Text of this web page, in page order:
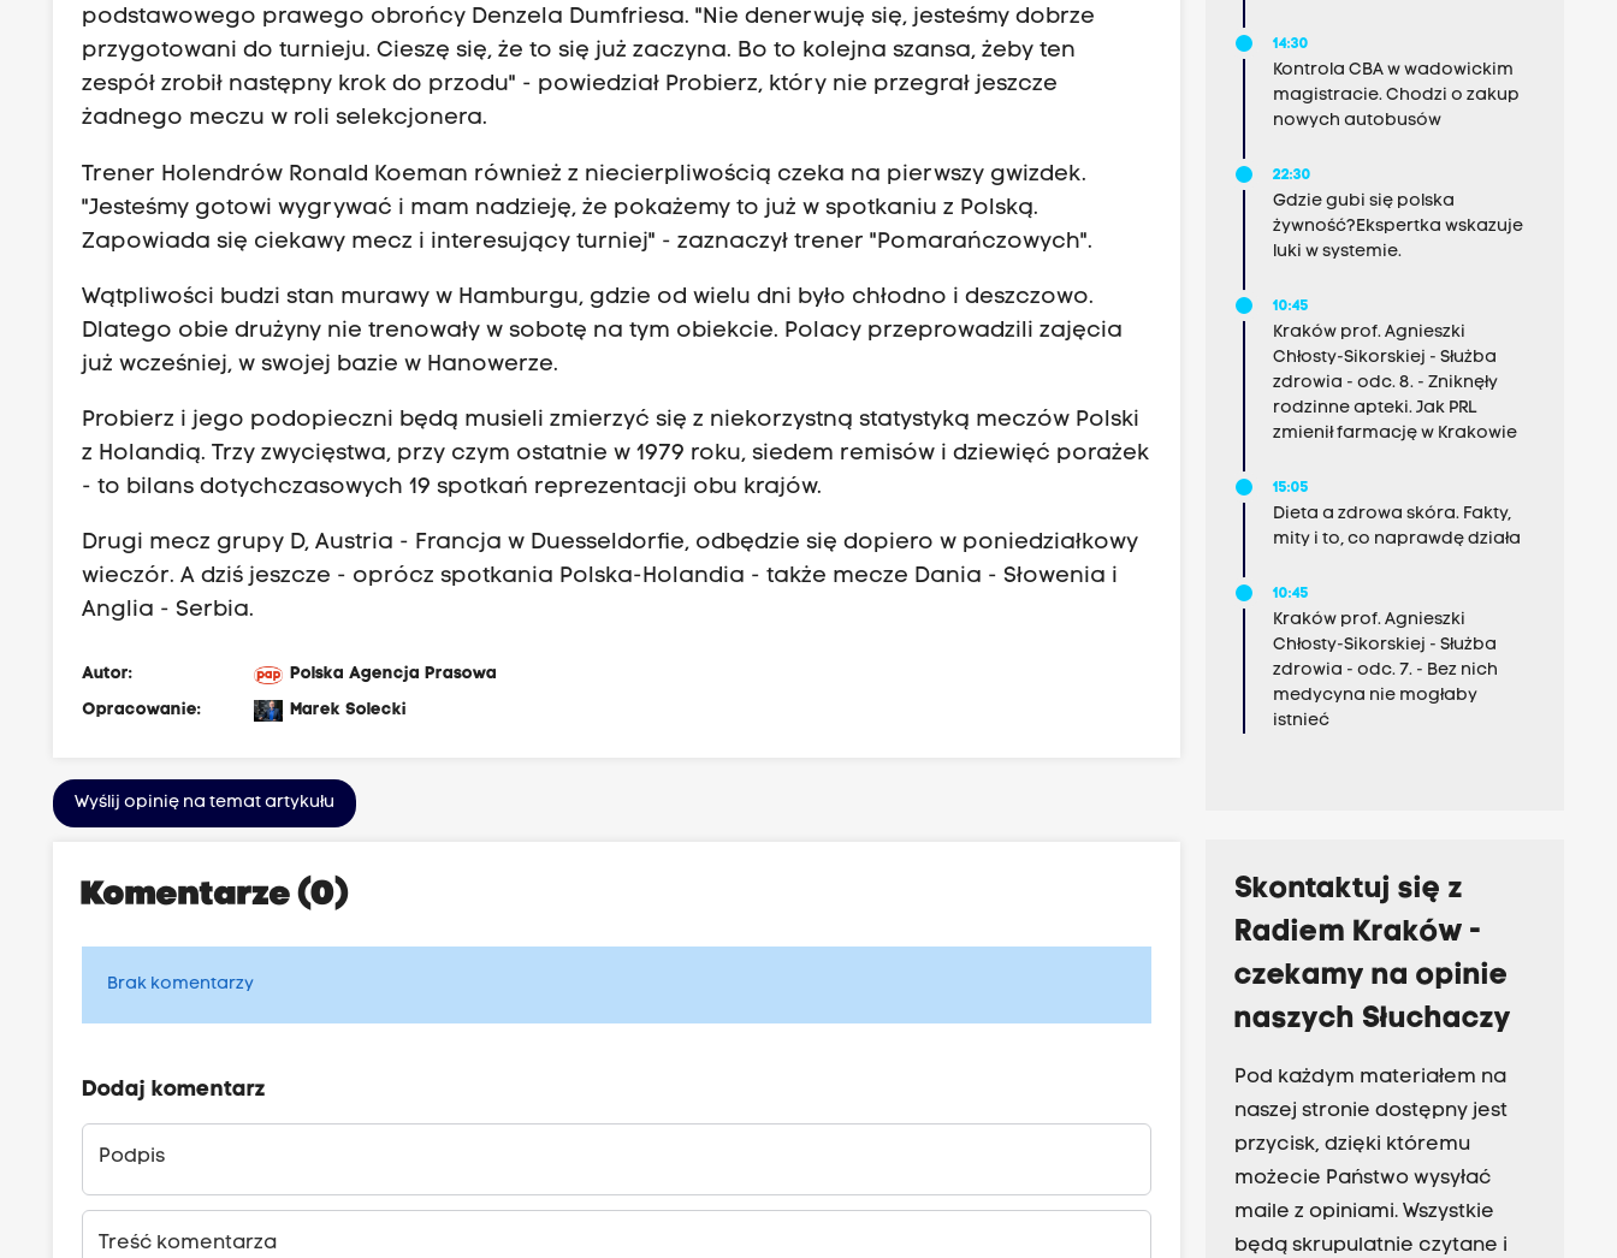
podstawowego prawego obrońcy Denzela Dumfriesa. "Nie denerwuję się, jesteśmy dobrze
przygotowani do turnieju. Cieszę się, że to się już zaczyna. Bo to kolejna szansa, żeby ten
zespół zrobił następny krok do przodu" - powiedział Probierz, który nie przegrał jeszcze
żadnego meczu w roli selekcjonera.
Trener Holendrów Ronald Koeman również z niecierpliwością czeka na pierwszy gwizdek.
"Jesteśmy gotowi wygrywać i mam nadzieję, że pokażemy to już w spotkaniu z Polską.
Zapowiada się ciekawy mecz i interesujący turniej" - zaznaczył trener "Pomarańczowych".
Wątpliwości budzi stan murawy w Hamburgu, gdzie od wielu dni było chłodno i deszczowo.
Dlatego obie drużyny nie trenowały w sobotę na tym obiekcie. Polacy przeprowadzili zajęcia
już wcześniej, w swojej bazie w Hanowerze.
Probierz i jego podopieczni będą musieli zmierzyć się z niekorzystną statystyką meczów Polski
z Holandią. Trzy zwycięstwa, przy czym ostatnie w 1979 roku, siedem remisów i dziewięć porażek
- to bilans dotychczasowych 19 spotkań reprezentacji obu krajów.
Drugi mecz grupy D, Austria - Francja w Duesseldorfie, odbędzie się dopiero w poniedziałkowy
wieczór. A dziś jeszcze - oprócz spotkania Polska-Holandia - także mecze Dania - Słowenia i
Anglia - Serbia.
Autor:
Polska Agencja Prasowa
Opracowanie:
Marek Solecki
Wyślij opinię na temat artykułu
Komentarze (0)
Brak komentarzy
Dodaj komentarz
Podpis
Treść komentarza
14:30
Kontrola CBA w wadowickim
magistracie. Chodzi o zakup
nowych autobusów
22:30
Gdzie gubi się polska
żywność?Ekspertka wskazuje
luki w systemie.
10:45
Kraków prof. Agnieszki
Chłosty-Sikorskiej - Służba
zdrowia - odc. 8. - Zniknęły
rodzinne apteki. Jak PRL
zmienił farmację w Krakowie
15:05
Dieta a zdrowa skóra. Fakty,
mity i to, co naprawdę działa
10:45
Kraków prof. Agnieszki
Chłosty-Sikorskiej - Służba
zdrowia - odc. 7. - Bez nich
medycyna nie mogłaby
istnieć
Skontaktuj się z
Radiem Kraków -
czekamy na opinie
naszych Słuchaczy
Pod każdym materiałem na
naszej stronie dostępny jest
przycisk, dzięki któremu
możecie Państwo wysyłać
maile z opiniami. Wszystkie
będą skrupulatnie czytane i